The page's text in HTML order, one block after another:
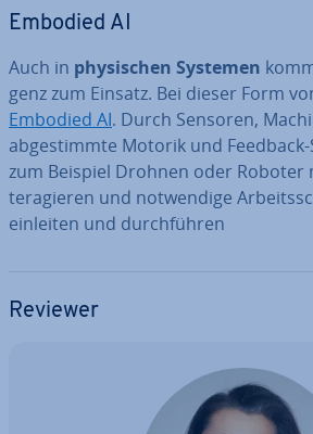
Embodied AI
Auch in phy­si­schen Systemen
genz zum Einsatz. Bei dieser Form
Embodied AI. Durch Sensoren,
ab­ge­stimm­te Motorik und
zum Beispiel Drohnen oder
ter­agie­ren und not­wen­di­ge
einleiten und durch­füh­ren
Reviewer